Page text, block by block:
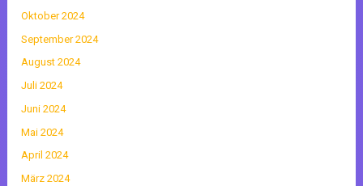
Oktober 2024
September 2024
August 2024
Juli 2024
Juni 2024
Mai 2024
April 2024
März 2024